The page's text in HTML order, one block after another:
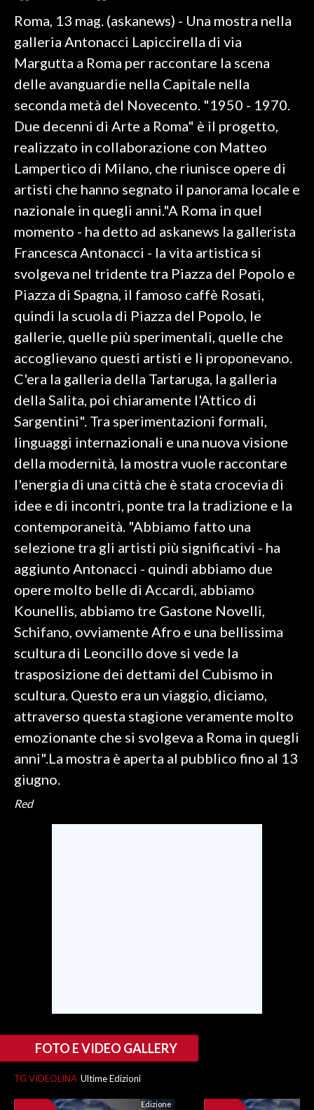
CALCIO REGIONALE
BASKET
VOLLEY
MOTORI
TENNIS
ALTRI SPORT
CULTURA
GOSSIP
SALUTE
SARDEGNA TURISMO
SARDI NEL MONDO
NOTIZIE
EVENTI
3 MINUTI CON
INSULARITÀ
INFO AZIENDE
NECROLOGI
PUBBLICITÀ
Roma, 13 mag. (askanews) - Una mostra nella
galleria Antonacci Lapiccirella di via
Margutta a Roma per raccontare la scena
delle avanguardie nella Capitale nella
seconda metà del Novecento. "1950 - 1970.
Due decenni di Arte a Roma" è il progetto,
realizzato in collaborazione con Matteo
Lampertico di Milano, che riunisce opere di
artisti che hanno segnato il panorama locale e
nazionale in quegli anni."A Roma in quel
momento - ha detto ad askanews la gallerista
Francesca Antonacci - la vita artistica si
svolgeva nel tridente tra Piazza del Popolo e
Piazza di Spagna, il famoso caffè Rosati,
quindi la scuola di Piazza del Popolo, le
gallerie, quelle più sperimentali, quelle che
accoglievano questi artisti e li proponevano.
C'era la galleria della Tartaruga, la galleria
della Salita, poi chiaramente l'Attico di
Sargentini". Tra sperimentazioni formali,
linguaggi internazionali e una nuova visione
della modernità, la mostra vuole raccontare
l'energia di una città che è stata crocevia di
idee e di incontri, ponte tra la tradizione e la
contemporaneità. "Abbiamo fatto una
selezione tra gli artisti più significativi - ha
aggiunto Antonacci - quindi abbiamo due
opere molto belle di Accardi, abbiamo
Kounellis, abbiamo tre Gastone Novelli,
Schifano, ovviamente Afro e una bellissima
scultura di Leoncillo dove si vede la
trasposizione dei dettami del Cubismo in
scultura. Questo era un viaggio, diciamo,
attraverso questa stagione veramente molto
emozionante che si svolgeva a Roma in quegli
anni".La mostra è aperta al pubblico fino al 13
giugno.
Red
FOTO E VIDEO GALLERY
TG VIDEOLINA Ultime Edizioni
Edizione